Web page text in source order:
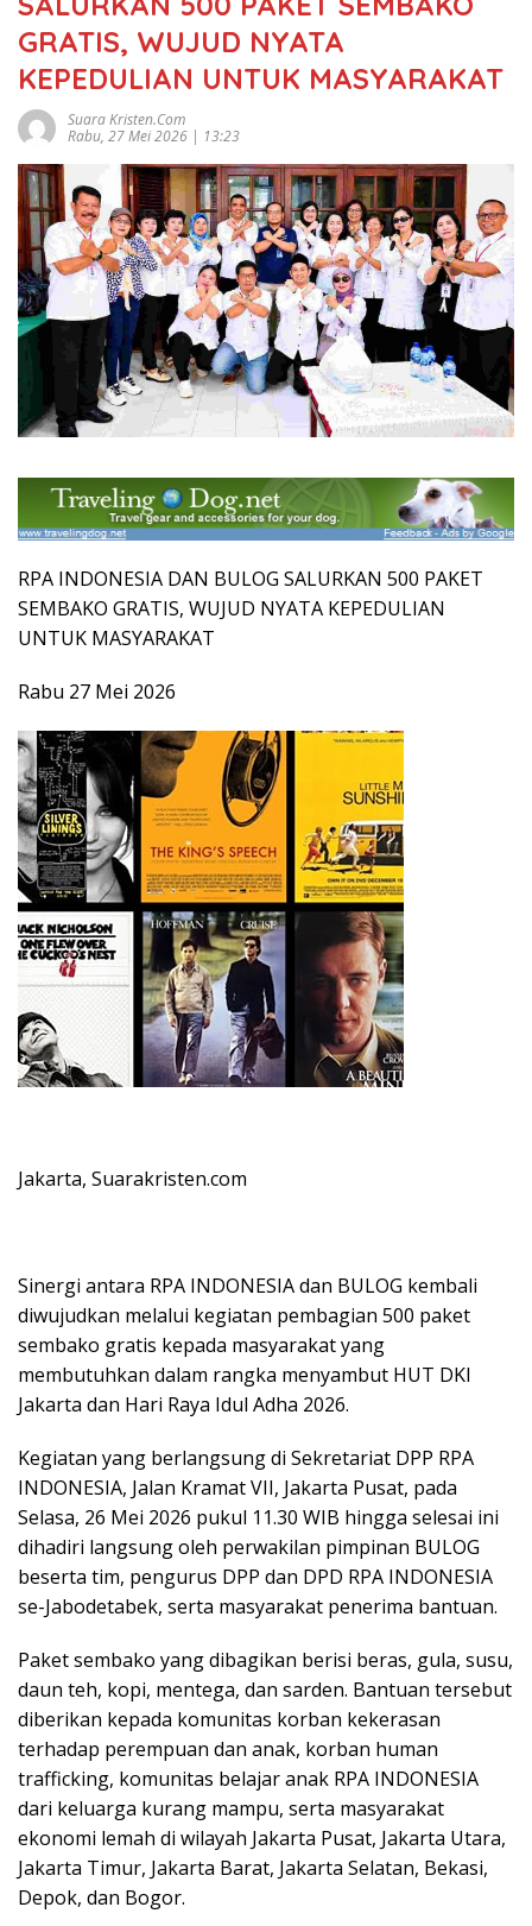
GRATIS, WUJUD NYATA
KEPEDULIAN UNTUK MASYARAKAT
Suara Kristen.com
Rabu, 27 Mei 2026 | 13:23
RPA INDONESIA DAN BULOG SALURKAN 500 PAKET
SEMBAKO GRATIS, WUJUD NYATA KEPEDULIAN
UNTUK MASYARAKAT
Rabu 27 Mei 2026
Jakarta, Suarakristen.com
Sinergi antara RPA INDONESIA dan BULOG kembali
diwujudkan melalui kegiatan pembagian 500 paket
sembako gratis kepada masyarakat yang
membutuhkan dalam rangka menyambut HUT DKI
Jakarta dan Hari Raya Idul Adha 2026.
Kegiatan yang berlangsung di Sekretariat DPP RPA
INDONESIA, Jalan Kramat VII, Jakarta Pusat, pada
Selasa, 26 Mei 2026 pukul 11.30 WIB hingga selesai ini
dihadiri langsung oleh perwakilan pimpinan BULOG
beserta tim, pengurus DPP dan DPD RPA INDONESIA
se-Jabodetabek, serta masyarakat penerima bantuan.
Paket sembako yang dibagikan berisi beras, gula, susu,
daun teh, kopi, mentega, dan sarden. Bantuan tersebut
diberikan kepada komunitas korban kekerasan
terhadap perempuan dan anak, korban human
trafficking, komunitas belajar anak RPA INDONESIA
dari keluarga kurang mampu, serta masyarakat
ekonomi lemah di wilayah Jakarta Pusat, Jakarta Utara,
Jakarta Timur, Jakarta Barat, Jakarta Selatan, Bekasi,
Depok, dan Bogor.